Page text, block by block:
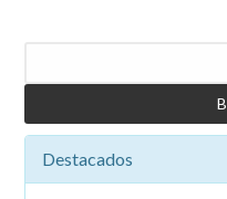
Destacados